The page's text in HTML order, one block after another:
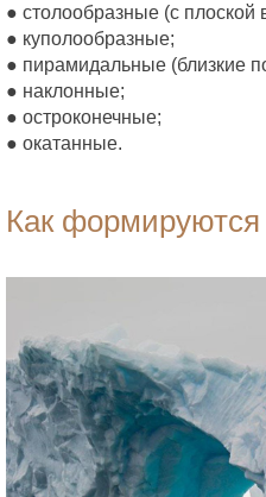
● столообразные (с плоской
● куполообразные;
● пирамидальные (близкие
● наклонные;
● остроконечные;
● окатанные.
Как формируются